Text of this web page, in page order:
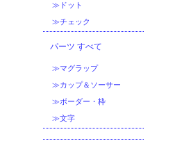
≫ドット
≫チェック
パーツ すべて
≫マグラップ
≫カップ＆ソーサー
≫ボーダー・枠
≫文字